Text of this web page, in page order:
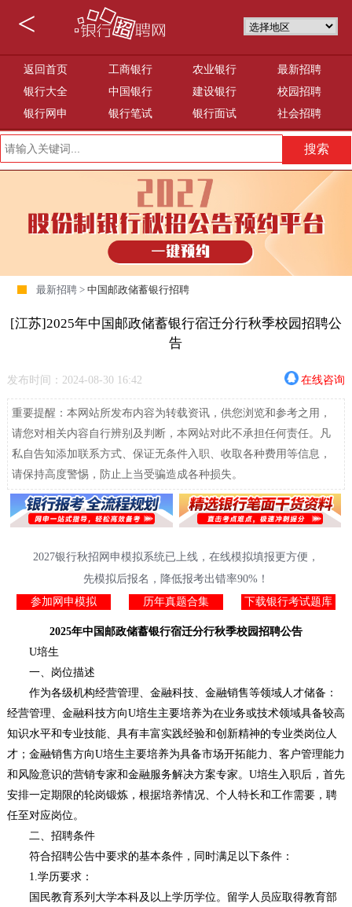
<
返回首页 工商银行 农业银行
最新招聘
银行大全
中国银行 建设银行
校园招聘
银行网申
银行笔试 银行面试 社会招聘
最新招聘 >中国邮政储蓄银行招聘
[江苏]2025年中国邮政储蓄银行宿迁分行秋季校园招聘公
告
发布时间：2024-08-30 16:42 在线咨询
重要提醒：本网站所发布内容为转载资讯，供您浏览和参考之用，
请您对相关内容自行辨别及判断，本网站对此不承担任何责任。凡
私自告知添加联系方式、保证无条件入职、收取各种费用等信息，
请保持高度警惕，防止上当受骗造成各种损失。
2027银行秋招网申模拟系统已上线，在线模拟填报更方便，
先模拟后报名，降低报考出错率90%！
参加网申模拟
历年真题合集 下载银行考试题库
2025年中国邮政储蓄银行宿迁分行秋季校园招聘公告
U培生
一、岗位描述
作为各级机构经营管理、金融科技、金融销售等领域人才储备：
经营管理、金融科技方向U培生主要培养为在业务或技术领域具备较高
知识水平和专业技能、具有丰富实践经验和创新精神的专业类岗位人
才；金融销售方向U培生主要培养为具备市场开拓能力、客户管理能力
和风险意识的营销专家和金融服务解决方案专家。U培生入职后，首先
安排一定期限的轮岗锻炼，根据培养情况、个人特长和工作需要，聘
任至对应岗位。
二、招聘条件
符合招聘公告中要求的基本条件，同时满足以下条件：
1.学历要求：
国民教育系列大学本科及以上学历学位。留学人员应取得教育部